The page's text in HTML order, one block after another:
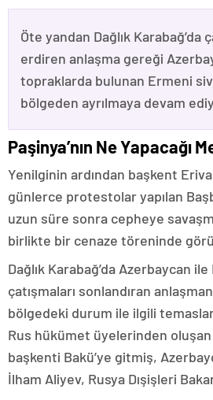
Öte yandan Dağlık Karabağ’da
erdiren anlaşma gereği
topraklarda bulunan Ermeni
bölgeden ayrılmaya devam
Paşinya’nın Ne Yapacağı
Yenilginin ardından başkent
günlerce protestolar yapılan
uzun süre sonra cepheye
birlikte bir cenaze töreninde
Dağlık Karabağ’da Azerbaycan
çatışmaları sonlandıran
bölgedeki durum ile ilgili
Rus hükümet üyelerinden oluşan
başkenti Bakü’ye gitmiş,
İlham Aliyev, Rusya Dışişleri